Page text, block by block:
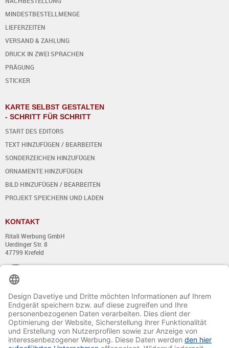
MINDESTBESTELLMENGE
LIEFERZEITEN
VERSAND & ZAHLUNG
DRUCK IN ZWEI SPRACHEN
PRÄGUNG
STICKER
KARTE SELBST GESTALTEN
- SCHRITT FÜR SCHRITT
START DES EDITORS
TEXT HINZUFÜGEN / BEARBEITEN
SONDERZEICHEN HINZUFÜGEN
ORNAMENTE HINZUFÜGEN
BILD HINZUFÜGEN / BEARBEITEN
PROJEKT SPEICHERN UND LADEN
KONTAKT
Ritali Werbung GmbH
Uerdinger Str. 8
47799 Krefeld
+49 (0) 21 51 - 7 633 633
Montag bis Donnerstag:
von 8:00 - 13:00
und von 14:00 - 17:00 Uhr
Freitag:
von 8:00 - 13:00